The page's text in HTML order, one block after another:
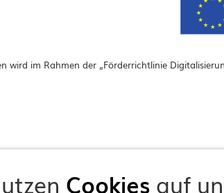
wird im Rahmen der „Förderrichtlinie
Cookies auf